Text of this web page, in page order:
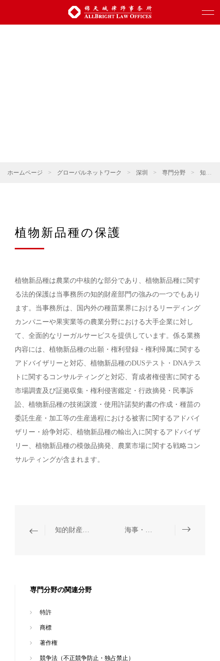
ホームページ > グローバルネットワーク > 深圳 > 専門分野 > 知的財産権
植物新品種の保護
植物新品種は農業の中核的な部分であり、植物新品種に関す
る法的保護は当事務所の知的財産部門の強みの一つでもあり
ます。当事務所は、国内外の種苗業界におけるリーディング
カンパニーや果実業等の農業分野における大手企業に対し
て、全面的なリーガルサービスを提供しています。係る業務
内容には、植物新品種の出願・権利登録・権利帰属に関する
アドバイザリーと対応、植物新品種のDUSテスト・DNAテス
トに関するコンサルティングと対応、育成者権侵害に関する
市場調査及び証拠収集・権利侵害鑑定・行政摘発・民事訴
訟、植物新品種の技術譲渡・使用許諾契約書の作成・種苗の
委託生産・加工等の生産過程における被害に関するアドバイ
ザリー・紛争対応、植物新品種の輸出入に関するアドバイザ
リー、植物新品種の模倣品摘発、農業市場に関する戦略コン
サルティングが含まれます。
知的財産権の税関保護 海事・海商
専門分野の関連分野
特許
商標
著作権
競争法（不正競争防止・独占禁止）